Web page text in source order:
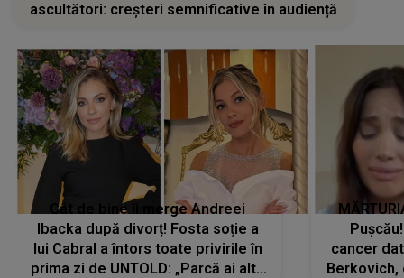
ascultători: creșteri semnificative în audiență
Cât de bine îi merge Andreei
Ibacka după divorț! Fosta soție a
lui Cabral a întors toate privirile în
prima zi de UNTOLD: „Parcă ai altă
cancer
Berkovich,